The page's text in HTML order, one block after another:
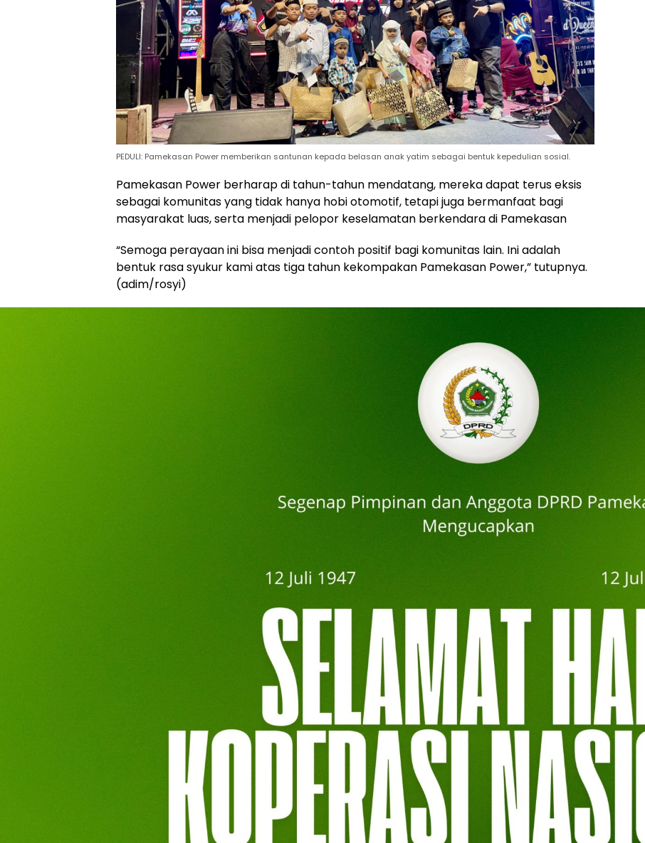
PEDULI: Pamekasan Power memberikan santunan kepada belasan anak yatim sebagai bentuk kepedulian sosial.
Pamekasan Power berharap di tahun-tahun mendatang, mereka dapat terus eksis
sebagai komunitas yang tidak hanya hobi otomotif, tetapi juga bermanfaat bagi
masyarakat luas, serta menjadi pelopor keselamatan berkendara di Pamekasan
“Semoga perayaan ini bisa menjadi contoh positif bagi komunitas lain. Ini adalah
bentuk rasa syukur kami atas tiga tahun kekompakan Pamekasan Power,” tutupnya.
(adim/rosyi)